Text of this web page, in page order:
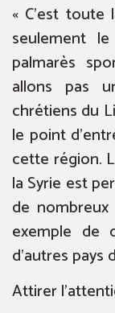
« C’est
seulement
palmarès
allons pas
chrétiens du
le point
cette région.
la Syrie est
de
exemple de
d’autres pays
Attirer